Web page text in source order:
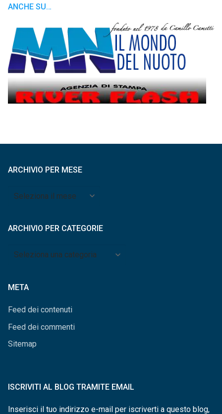
ANCHE SU…
ARCHIVIO PER MESE
Archivio
ARCHIVIO PER CATEGORIE
Archivio
META
Feed dei contenuti
Feed dei commenti
Sitemap
ISCRIVITI AL BLOG TRAMITE EMAIL
Inserisci il tuo indirizzo e-mail per iscriverti a questo blog,